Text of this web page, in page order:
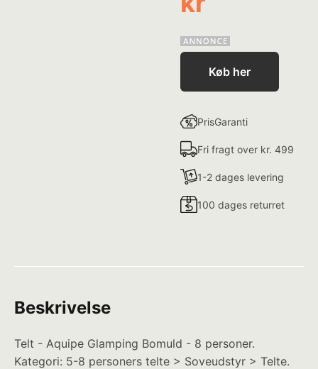
Køb her
PrisGaranti
Fri fragt over kr. 499
1-2 dages levering
100 dages returret
Beskrivelse
Telt - Aquipe Glamping Bomuld - 8 personer.
Kategori: 5-8 personers telte > Soveudstyr > Telte.